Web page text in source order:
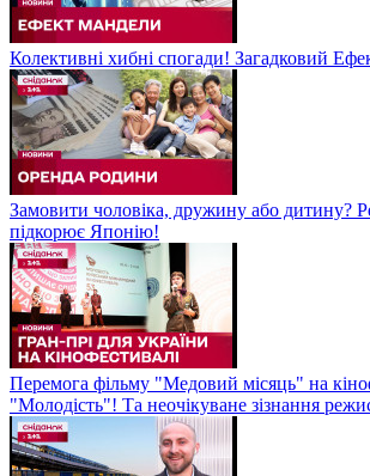
Колективні хибні спогади! Загадковий
Замовити чоловіка, дружину або дитину?
підкорює Японію!
Перемога фільму "Медовий місяць" на
"Молодість"! Та неочікуване зізнання